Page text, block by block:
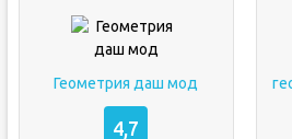
Геометрия даш мод
4,7